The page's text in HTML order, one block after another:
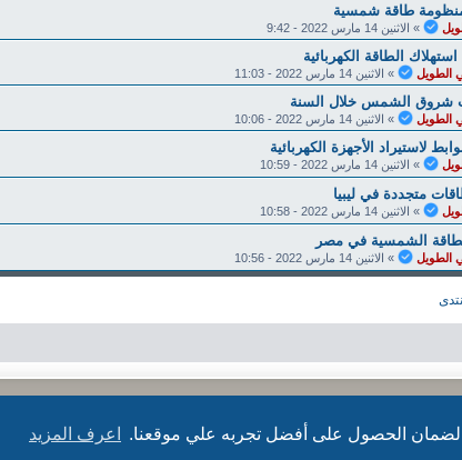
لضمان الحصول على أفضل تجربه علي موقعنا. اعرف المزيد
طاقة شمسية
» الاثنين 14 مارس 2022 - 9:42
الطاقة الكهربائية
الطويل » الاثنين 14 مارس 2022 - 11:03
شروق الشمس خلال السنة
الطويل » الاثنين 14 مارس 2022 - 10:06
لاستيراد الأجهزة الكهربائية
» الاثنين 14 مارس 2022 - 10:59
متجددة في ليبيا
» الاثنين 14 مارس 2022 - 10:58
الشمسية في مصر
الطويل » الاثنين 14 مارس 2022 - 10:56
بدعم منphpBB
® Forum Software © phpBB Limited